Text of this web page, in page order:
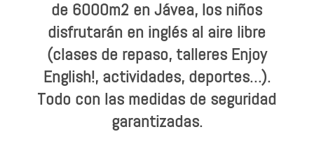
de 6000m2 en Jávea, los niños
disfrutarán en inglés al aire libre
(clases de repaso, talleres Enjoy
English!, actividades, deportes…).
Todo con las medidas de seguridad
garantizadas.